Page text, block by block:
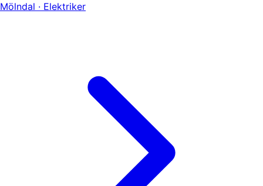
Mölndal · Elektriker